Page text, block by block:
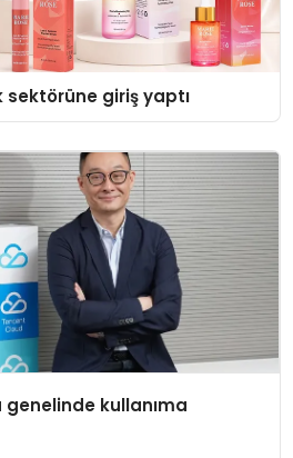
sektörüne giriş yaptı
kullanıma